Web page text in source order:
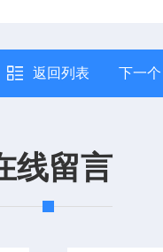
返回列表 下一
线留言